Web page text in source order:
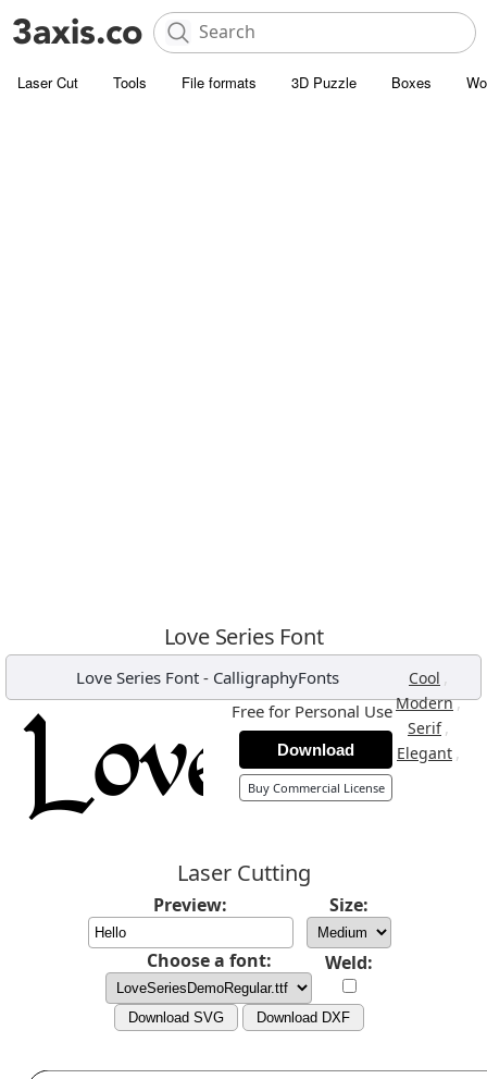
Laser Cut Tools File formats 3D Puzzle Boxes
Love Series Font
Love Series Font - CalligraphyFonts Cool ,
Modern,
Serif ,
Elegant ,
Free for Personal Use
Download
Buy Commercial License
Laser Cutting
Preview: Size:
Choose a font: Weld:
Download SVG Download DXF